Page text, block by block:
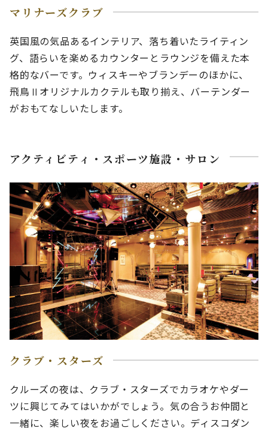
マリナーズクラブ
英国風の気品あるインテリア、落ち着いたライティン
グ、語らいを楽めるカウンターとラウンジを備えた本
格的なバーです。ウィスキーやブランデーのほかに、
飛鳥Ⅱオリジナルカクテルも取り揃え、バーテンダー
がおもてなしいたします。
アクティビティ・スポーツ施設・サロン
クラブ・スターズ
クルーズの夜は、クラブ・スターズでカラオケやダー
ツに興じてみてはいかがでしょう。気の合うお仲間と
一緒に、楽しい夜をお過ごしください。ディスコダン